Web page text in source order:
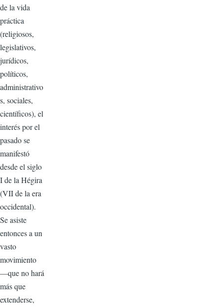
de la vida
práctica
(religiosos,
legislativos,
jurídicos,
políticos,
administrativo
s, sociales,
científicos), el
interés por el
pasado se
manifestó
desde el siglo
I de la Hégira
(VII de la era
occidental).
Se asiste
entonces a un
vasto
movimiento
—que no hará
más que
extenderse,